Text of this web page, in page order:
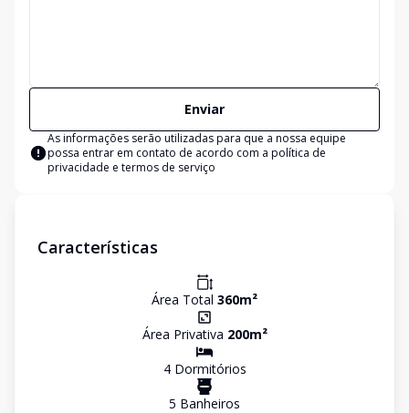
Enviar
As informações serão utilizadas para que a nossa equipe
possa entrar em contato de acordo com a política de
privacidade e termos de serviço
Características
Área Total 360m²
Área Privativa 200m²
4Dormitórios
5 Banheiros